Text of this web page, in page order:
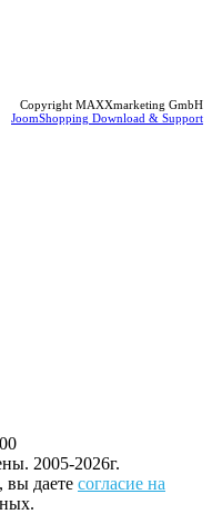
Copyright MAXXmarketing GmbH
JoomShopping Download & Support
2005-2026г.
вы даете согласие на